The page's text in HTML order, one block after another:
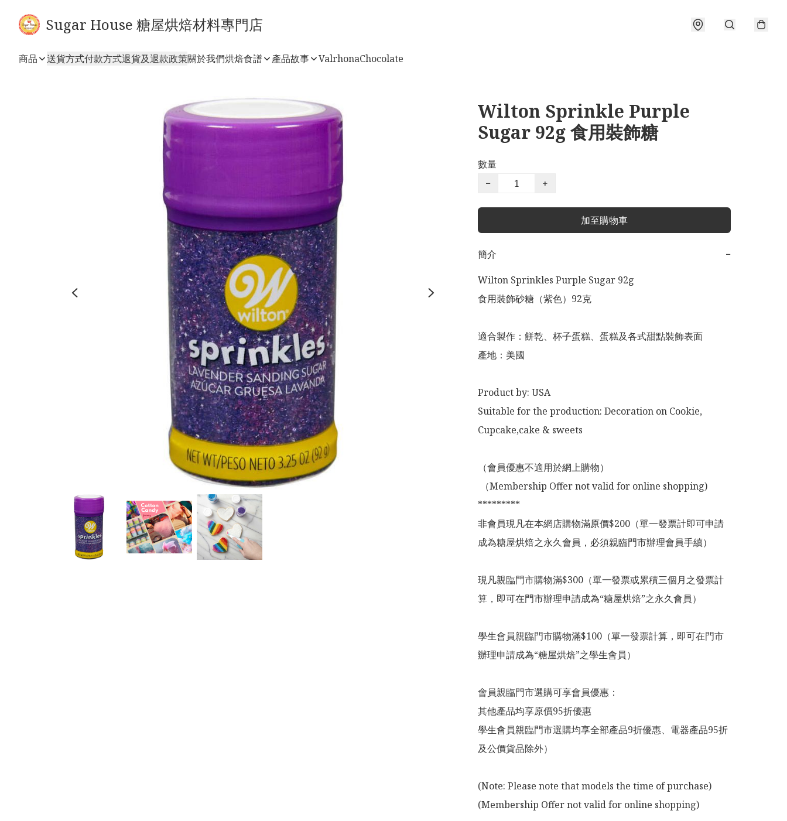
Sugar House 糖屋烘焙材料專門店
商品 送貨方式付款方式退貨及退款政策關於我們烘焙食譜 產品故事 ValrhonaChocolate
Wilton Sprinkle Purple
Sugar 92g 食用裝飾糖
數量
−
+
加至購物車
簡介
−
Wilton Sprinkles Purple Sugar 92g
食用裝飾砂糖（紫色）92克
適合製作：餅乾、杯子蛋糕、蛋糕及各式甜點裝飾表面
產地：美國
Product by: USA
Suitable for the production: Decoration on Cookie,
Cupcake,cake & sweets
（會員優惠不適用於網上購物）
*********
非會員現凡在本網店購物滿原價$200（單一發票計即可申請
成為糖屋烘焙之永久會員，必須親臨門市辦理會員手續）
現凡親臨門市購物滿$300（單一發票或累積三個月之發票計
算，即可在門市辦理申請成為“糖屋烘焙”之永久會員）
學生會員親臨門市購物滿$100（單一發票計算，即可在門市
辦理申請成為“糖屋烘焙”之學生會員）
會員親臨門市選購可享會員優惠：
其他產品均享原價95折優惠
學生會員親臨門市選購均享全部產品9折優惠、電器產品95折
及公價貨品除外）
(Note: Please note that models the time of purchase)
(Membership Offer not valid for online shopping)